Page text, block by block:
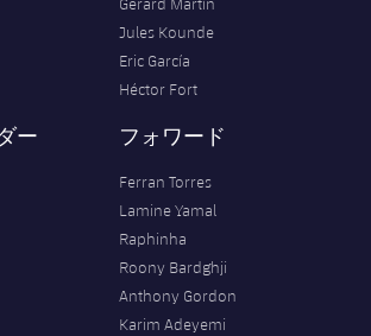
Gerard Martín
Jules Kounde
Eric García
Héctor Fort
ー フォワード
Ferran Torres
Lamine Yamal
Raphinha
Roony Bardghji
Anthony Gordon
Karim Adeyemi